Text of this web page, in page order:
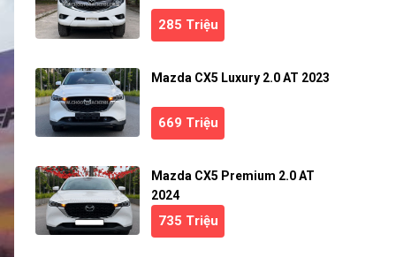
285 Triệu
Mazda CX5 Luxury 2.0 AT 2023
669 Triệu
Mazda CX5 Premium 2.0 AT
2024
735 Triệu